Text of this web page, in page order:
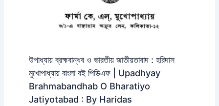
উপাধ্যায় ব্রহ্মবান্ধব ও ভারতীয় জাতীয়তাবাদ : হরিদাস
মুখোপাধ্যায় বাংলা বই পিডিএফ | Upadhyay
Brahmabandhab O Bharatiyo
Jatiyotabad : By Haridas